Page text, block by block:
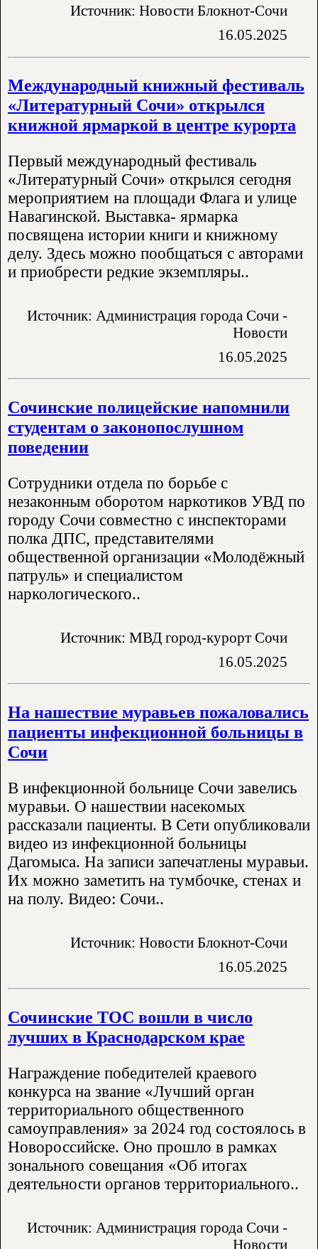
Источник: Новости Блокнот-Сочи
16.05.2025
Международный книжный фестиваль
«Литературный Сочи» открылся
книжной ярмаркой в центре курорта
Первый международный фестиваль
«Литературный Сочи» открылся сегодня
мероприятием на площади Флага и улице
Навагинской. Выставка- ярмарка
посвящена истории книги и книжному
делу. Здесь можно пообщаться с авторами
и приобрести редкие экземпляры..
Источник: Администрация города Сочи -
Новости
16.05.2025
Сочинские полицейские напомнили
студентам о законопослушном
поведении
Сотрудники отдела по борьбе с
незаконным оборотом наркотиков УВД по
городу Сочи совместно с инспекторами
полка ДПС, представителями
общественной организации «Молодёжный
патруль» и специалистом
наркологического..
Источник: МВД город-курорт Сочи
16.05.2025
На нашествие муравьев пожаловались
пациенты инфекционной больницы в
Сочи
В инфекционной больнице Сочи завелись
муравьи. О нашествии насекомых
рассказали пациенты. В Сети опубликовали
видео из инфекционной больницы
Дагомыса. На записи запечатлены муравьи.
Их можно заметить на тумбочке, стенах и
на полу. Видео: Сочи..
Источник: Новости Блокнот-Сочи
16.05.2025
Сочинские ТОС вошли в число
лучших в Краснодарском крае
Награждение победителей краевого
конкурса на звание «Лучший орган
территориального общественного
самоуправления» за 2024 год состоялось в
Новороссийске. Оно прошло в рамках
зонального совещания «Об итогах
деятельности органов территориального..
Источник: Администрация города Сочи -
Новости